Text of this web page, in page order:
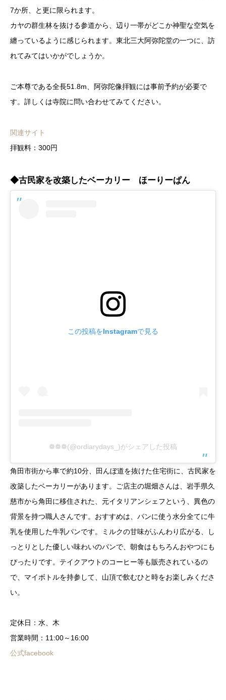
7か所、と更に限られます。
カヤの群生林を抜ける参道から、辺り一帯がどこか神聖な空気を
纏っているように感じられます。東北三大阿弥陀堂の一つに、訪
れてみてはいかがでしょうか。
ご本尊である全長51.8m、阿弥陀像拝観には事前予約が必要で
す。詳しくは寺院に問い合わせてみてください。
関連サイト
拝観料：300円
◆古民家を改築したベーカリー ほーりーぱん
この投稿をInstagramで見る
❁❁❁(@ordiarydays_)がシェアした投稿
角田市街から車で約10分、田んぼ道を抜けた住宅街に、古民家を
改築したベーカリーがあります。ご店主の堀畑さんは、岩手県久
慈市から角田に移住された、元イタリアンシェフという、異色の
背景を持つ職人さんです。おすすめは、パンに使う水分全てに牛
乳を使用した牛乳パンです。ミルクの甘味がふんわり広がる、し
っとりとした優しい味わいのパンで、朝食はもちろんおやつにも
ぴったりです。テイクアウトのコーヒー等も販売されているの
で、マイボトルを持参して、山頂で飲むひと時をお楽しみくださ
い。
定休日：水、木
営業時間：11:00～16:00
公式facebook